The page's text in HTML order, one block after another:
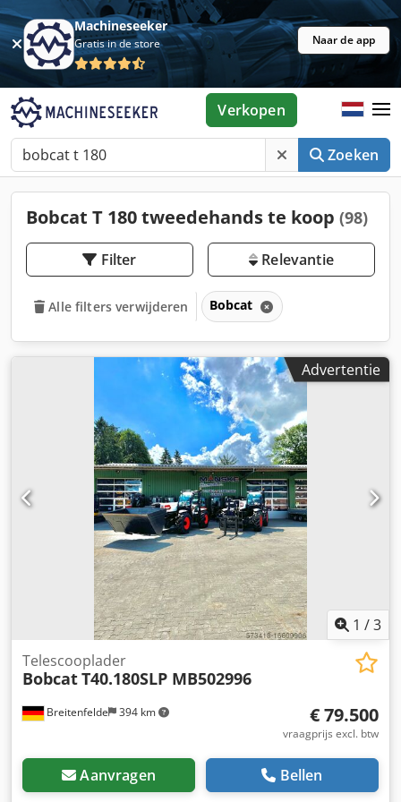
Machineseeker
Gratis in de store Naar de app
Zoeken
Verkopen
Bobcat T 180 tweedehands te koop (98)
Filter Relevantie
Alle filters verwijderen Bobcat
Advertentie
1 /3
Breitenfelde 394 km
Telescooplader
BobcatT40.180SLP MB502996
€ 79.500
vraagprijs excl. btw
Aanvragen Bellen